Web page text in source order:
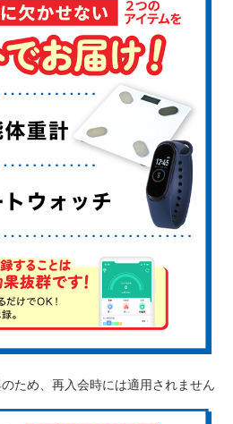
ため、再入会時には適用されません